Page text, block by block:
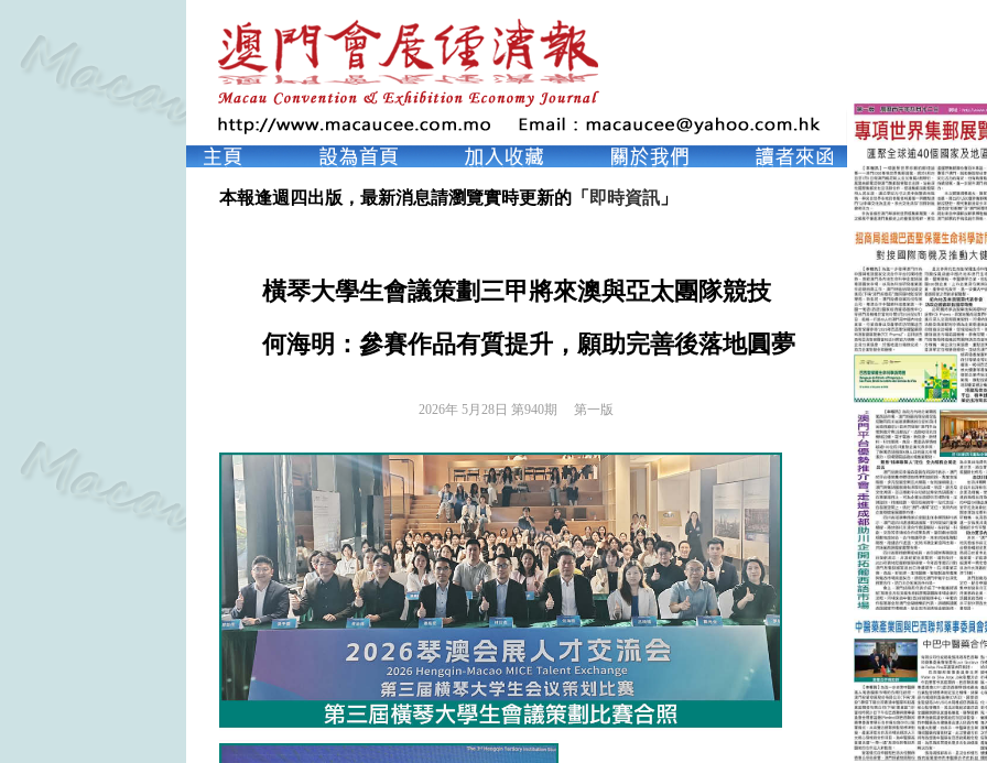
本報逢週四出版，最新消息請瀏覽實時更新的「 即時資訊」
橫琴大學生會議策劃三甲將來澳與亞太團隊競技
何海明：參賽作品有質提升，願助完善後落地圓夢
2026年 5月28日 第940期 第一版